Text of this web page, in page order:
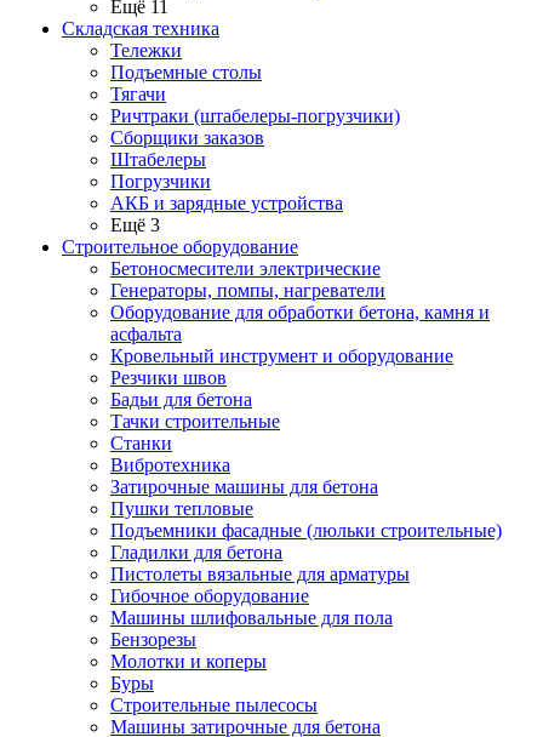
Ещё 11
Складская техника
Тележки
Подъемные столы
Тягачи
Ричтраки (штабелеры-погрузчики)
Сборщики заказов
Штабелеры
Погрузчики
АКБ и зарядные устройства
Ещё 3
Строительное оборудование
Бетоносмесители электрические
Генераторы, помпы, нагреватели
Оборудование для обработки бетона, камня и
асфальта
Кровельный инструмент и оборудование
Резчики швов
Бадьи для бетона
Тачки строительные
Станки
Вибротехника
Затирочные машины для бетона
Пушки тепловые
Подъемники фасадные (люльки строительные)
Гладилки для бетона
Пистолеты вязальные для арматуры
Гибочное оборудование
Машины шлифовальные для пола
Бензорезы
Молотки и коперы
Буры
Строительные пылесосы
Машины затирочные для бетона